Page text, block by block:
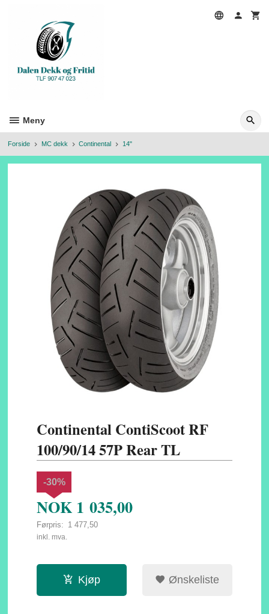
Meny
Forside MC dekk Continental 14"
Continental ContiScoot RF
100/90/14 57P Rear TL
NOK 1 035,00
Førpris: 1 477,50
Rabatt
-30%
inkl. mva.
Kjøp Ønskeliste